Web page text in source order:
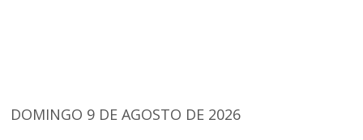
DOMINGO 9 DE AGOSTO DE 2026